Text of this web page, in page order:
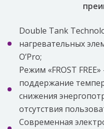
Double Tank
нагревательных
O’Pro;
Режим «FROST
поддержание
снижения
отсутствия
Современная